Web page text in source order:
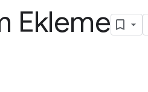
Ekleme